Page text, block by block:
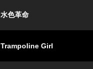
水色革命
Trampoline Girl